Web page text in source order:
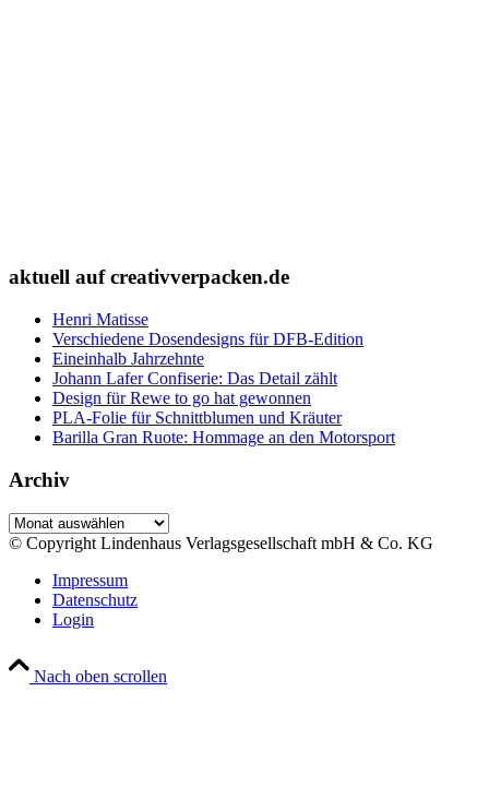
aktuell auf creativverpacken.de
Henri Matisse
Verschiedene Dosendesigns für DFB-Edition
Eineinhalb Jahrzehnte
Johann Lafer Confiserie: Das Detail zählt
Design für Rewe to go hat gewonnen
PLA-Folie für Schnittblumen und Kräuter
Barilla Gran Ruote: Hommage an den Motorsport
Archiv
Archiv
© Copyright Lindenhaus Verlagsgesellschaft mbH & Co. KG
Impressum
Datenschutz
Login
Nach oben scrollen